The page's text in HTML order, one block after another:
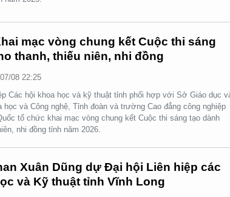
mạc vòng chung kết Cuộc thi sáng
thanh, thiếu niên, nhi đồng
07/08 22:25
Các hội khoa học và kỹ thuật tỉnh phối hợp với Sở Giáo dục
và Công nghệ, Tỉnh đoàn và trường Cao đẳng công nghiệp
tổ chức khai mạc vòng chung kết Cuộc thi sáng tạo dành
nhi đồng tỉnh năm 2026.
Xuân Dũng dự Đại hội Liên hiệp các
và Kỹ thuật tỉnh Vĩnh Long